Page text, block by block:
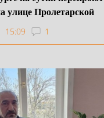
улице Пролетарской
15:09 1